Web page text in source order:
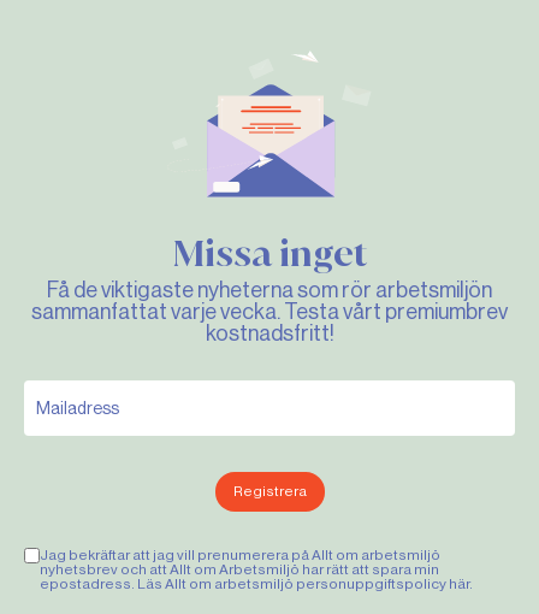
Missa inget
Få de viktigaste nyheterna som rör arbetsmiljön
sammanfattat varje vecka. Testa vårt premiumbrev
kostnadsfritt!
Registrera
Jag bekräftar att jag vill prenumerera på Allt om arbetsmiljö
nyhetsbrev och att Allt om Arbetsmiljö har rätt att spara min
epostadress. Läs Allt om arbetsmiljö personuppgiftspolicy här.